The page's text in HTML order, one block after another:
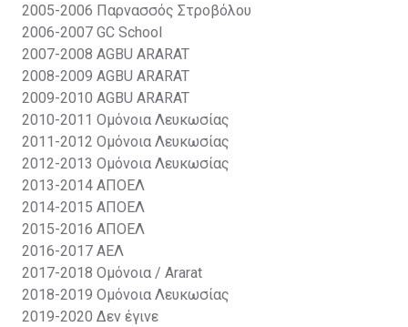
2005-2006 Παρνασσός Στροβόλου
2006-2007 GC School
2007-2008 AGBU ARARAT
2008-2009 AGBU ARARAT
2009-2010 AGBU ARARAT
2010-2011 Ομόνοια Λευκωσίας
2011-2012 Ομόνοια Λευκωσίας
2012-2013 Ομόνοια Λευκωσίας
2013-2014 ΑΠΟΕΛ
2014-2015 ΑΠΟΕΛ
2015-2016 ΑΠΟΕΛ
2016-2017 ΑΕΛ
2017-2018 Ομόνοια / Ararat
2018-2019 Ομόνοια Λευκωσίας
2019-2020 Δεν έγινε